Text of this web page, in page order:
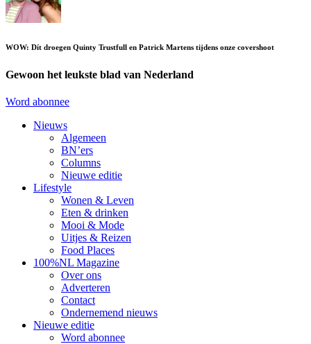
WOW: Dít droegen Quinty Trustfull en Patrick Martens tijdens onze covershoot
Gewoon het leukste blad van Nederland
Word abonnee
Nieuws
Algemeen
BN’ers
Columns
Nieuwe editie
Lifestyle
Wonen & Leven
Eten & drinken
Mooi & Mode
Uitjes & Reizen
Food Places
100%NL Magazine
Over ons
Adverteren
Contact
Ondernemend nieuws
Nieuwe editie
Word abonnee